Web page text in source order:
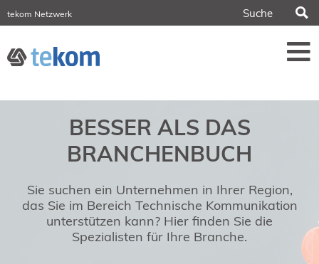
tekom Netzwerk
tech-writer.info
Tagungen
NORDIC TechKomm Stockholm
18.-19. März 2027
Information Energy
tekom-Festival
7.-8. Mai 2026 in St. Leon-Rot
tcworld China
20.-21. Mai 2027 in Shanghai
BESSER ALS DAS
BRANCHENBUCH
Sie suchen ein Unternehmen in Ihrer Region,
das Sie im Bereich Technische Kommunikation
unterstützen kann? Hier finden Sie die
Spezialisten für Ihre Branche.